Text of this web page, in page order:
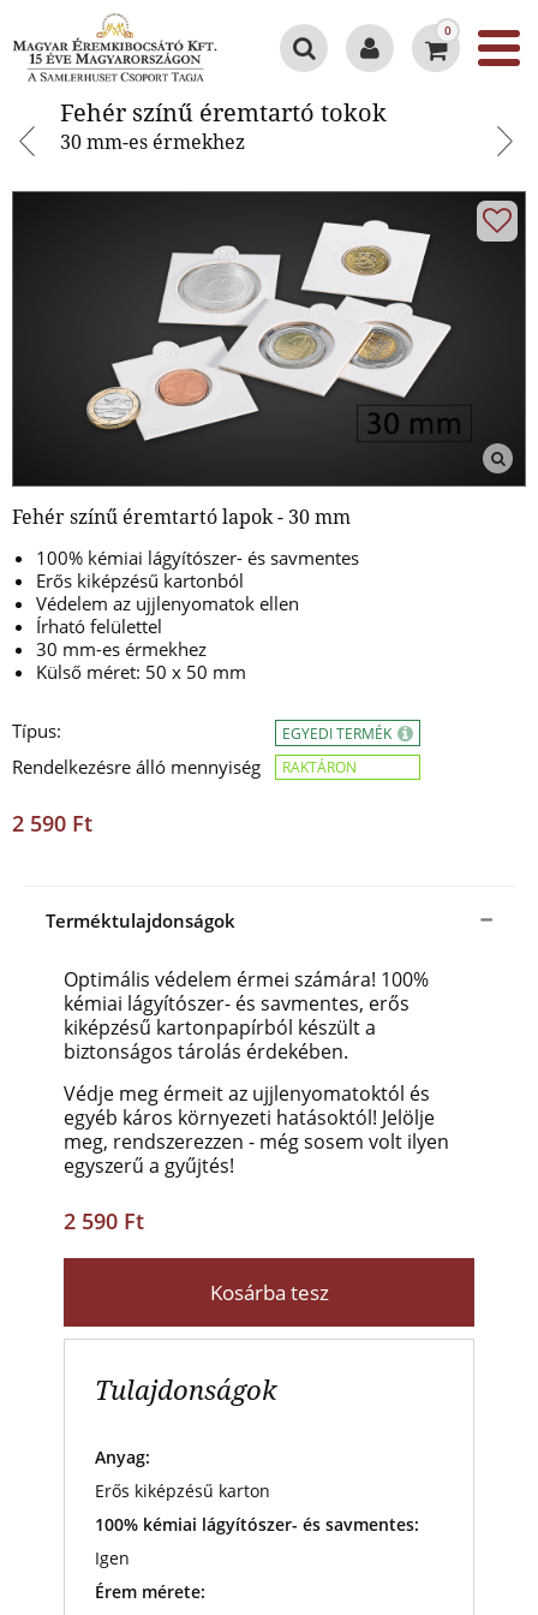
0
Fehér színű éremtartó tokok
30 mm-es érmekhez
Fehér színű éremtartó lapok - 30 mm
100% kémiai lágyítószer- és savmentes
Erős kiképzésű kartonból
Védelem az ujjlenyomatok ellen
Írható felülettel
30 mm-es érmekhez
Külső méret: 50 x 50 mm
Típus:
Rendelkezésre álló mennyiség
EGYEDI TERMÉK
RAKTÁRON
2 590 Ft
Terméktulajdonságok
Optimális védelem érmei számára! 100%
kémiai lágyítószer- és savmentes, erős
kiképzésű kartonpapírból készült a
biztonságos tárolás érdekében.
Védje meg érmeit az ujjlenyomatoktól és
egyéb káros környezeti hatásoktól! Jelölje
meg, rendszerezzen - még sosem volt ilyen
egyszerű a gyűjtés!
2 590 Ft
Kosárba tesz
Tulajdonságok
Anyag:
Erős kiképzésű karton
100% kémiai lágyítószer- és savmentes:
Igen
Érem mérete:
Fehér színű éremtartó tokok